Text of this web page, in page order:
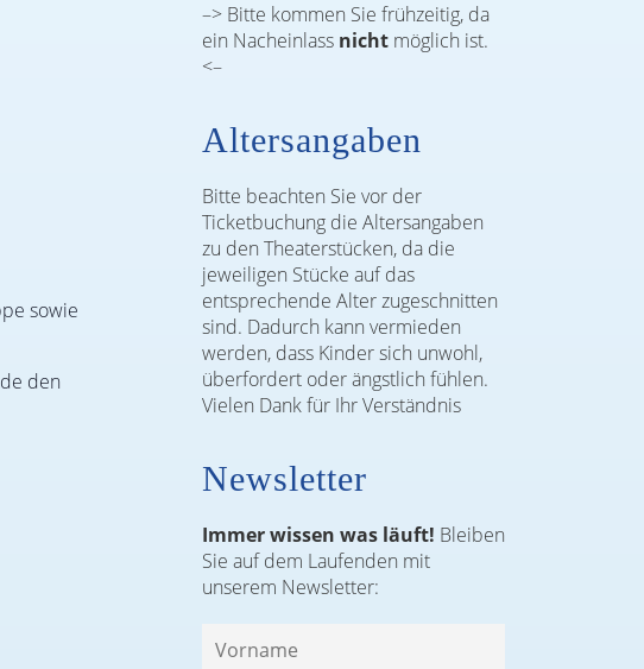
sowie
den
–> Bitte kommen Sie frühzeitig, da
ein Nacheinlass nicht möglich ist.
<–
Altersangaben
Bitte beachten Sie vor der
Ticketbuchung die Altersangaben
zu den Theaterstücken, da die
jeweiligen Stücke auf das
entsprechende Alter zugeschnitten
sind. Dadurch kann vermieden
werden, dass Kinder sich unwohl,
überfordert oder ängstlich fühlen.
Vielen Dank für Ihr Verständnis
Newsletter
Immer wissen was läuft! Bleiben
Sie auf dem Laufenden mit
unserem Newsletter: